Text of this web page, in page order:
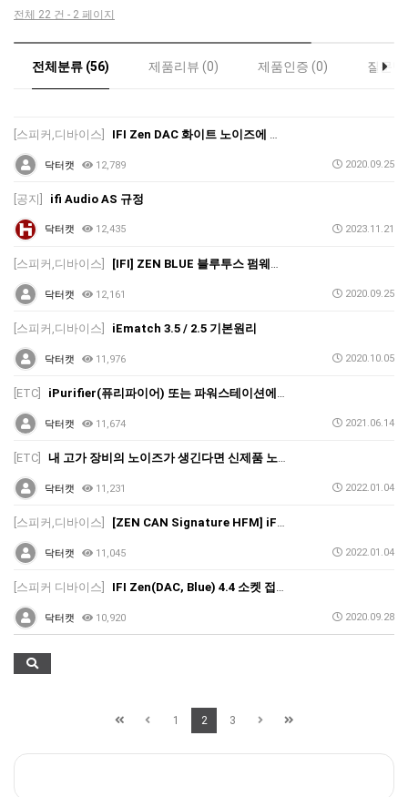
전체 22 건 - 2 페이지
전체분류 (56) 제품리뷰 (0) 제품인증 (0) 질문
[스피커,디바이스] IFI Zen DAC 화이트 노이즈에 대한 설명입니다
닥터캣 12,789 2020.09.25
[공지] ifi Audio AS 규정
닥터캣 12,435 2023.11.21
[스피커,디바이스] [IFI] ZEN BLUE 블루투스 펌웨어 업데이트 는 우찌 해야 됩니까?
닥터캣 12,161 2020.09.25
[스피커,디바이스] iEmatch 3.5 / 2.5 기본원리
닥터캣 11,976 2020.10.05
[ETC] iPurifier(퓨리파이어) 또는 파워스테이션에서 지속적으로 역상 LED가 점등되는 경우
닥터캣 11,674 2021.06.14
[ETC] 내 고가 장비의 노이즈가 생긴다면 신제품 노이즈 캔슬 어댑터 iFi audio 'iPOWER ELITE' 추천 !
닥터캣 11,231 2022.01.04
[스피커,디바이스] [ZEN CAN Signature HFM] iFi audio(아이파이오디오)의 NEW 프리미엄 헤드폰 앰프 ZEN CAN Signature HFM 정식 출시
닥터캣 11,045 2022.01.04
[스피커 디바이스] IFI Zen(DAC, Blue) 4.4 소켓 접촉불량 관련 FAQ
닥터캣 10,920 2020.09.28
1 2 3